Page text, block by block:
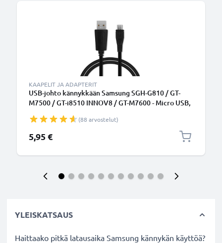
KAAPELIT JA ADAPTERIT
USB-johto kännykkään Samsung SGH-G810 / GT-
M7500 / GT-i8510 INNOV8 / GT-M7600 - Micro USB,
(88 arvostelut)
5,95 €
YLEISKATSAUS
Haittaako pitkä latausaika Samsung kännykän käyttöä?